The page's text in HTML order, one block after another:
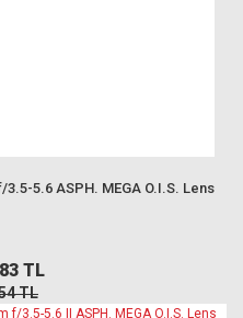
5.6 ASPH. MEGA O.I.S. Lens
TL
TL